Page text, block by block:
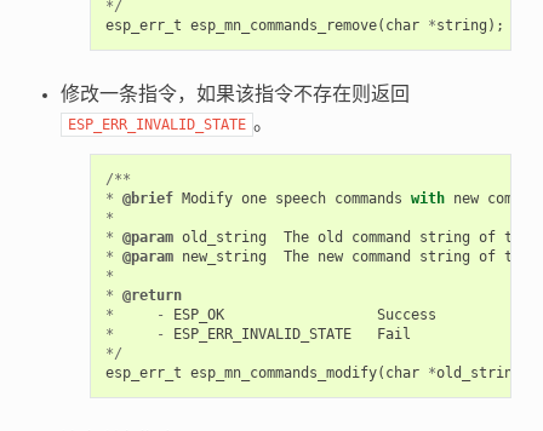
*/
esp_err_t esp_mn_commands_remove( char *string );
修改一条指令，如果该指令不存在则返回
ESP_ERR_INVALID_STATE 。
/**
* @brief Modify one speech commands with new
*
* @param old_string The old command string of the
* @param new_string The new command string of the
*
* @return
*
- ESP_OK
Success
*
- ESP_ERR_INVALID_STATE
Fail
*/
esp_err_t esp_mn_commands_modify( char *old_string